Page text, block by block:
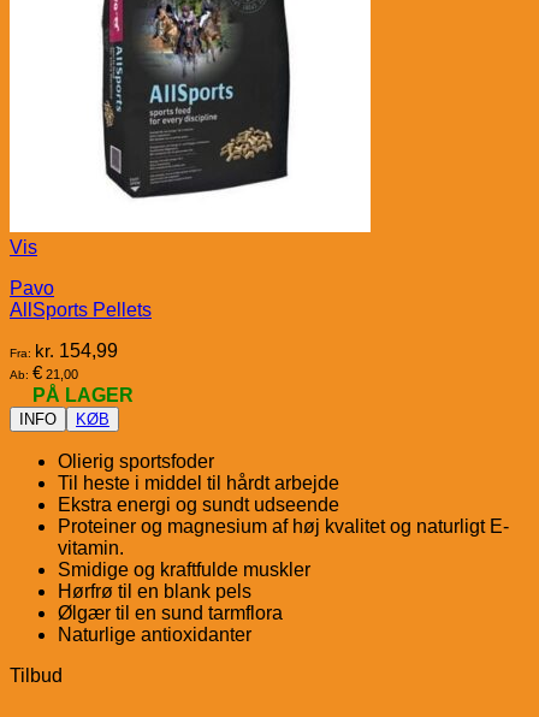
Vis
Pavo
AllSports Pellets
Fra: kr. 154,99
Ab: € 21,00
PÅ LAGER
INFO KØB
Olierig sportsfoder
Til heste i middel til hårdt arbejde
Ekstra energi og sundt udseende
Proteiner og magnesium af høj kvalitet og naturligt E-
vitamin.
Smidige og kraftfulde muskler
Hørfrø til en blank pels
Ølgær til en sund tarmflora
Naturlige antioxidanter
Tilbud